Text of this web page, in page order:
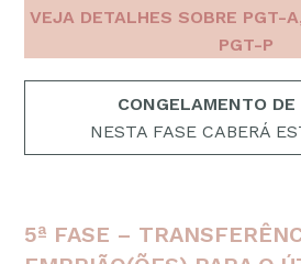
VEJA DETALHES SOBRE PGT-
PGT-P
CONGELAMENTO DE
NESTA FASE CABERÁ
5ª FASE –